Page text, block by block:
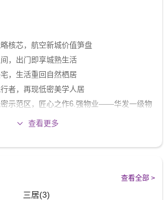
核芯，航空新城价值笋盘
，出门即享城熟生活
，生活重回自然栖居
者，再现低密美学人居
示范区，匠心之作6.强物业——华发一级物
查看更多
查看全部 >
三居(3)